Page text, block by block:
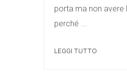
porta ma non avere
perché ...
LEGGI TUTTO